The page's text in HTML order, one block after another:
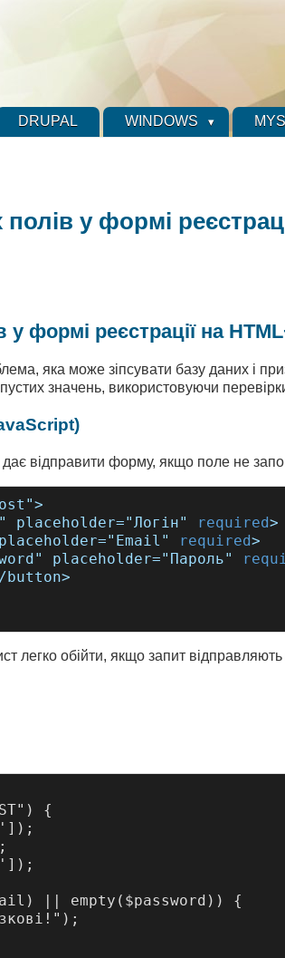
DRUPAL WINDOWS
у формі
формі реєстрації на
яка може зіпсувати базу даних і
значень, використовуючи
дає відправити форму, якщо поле не
placeholder="Логін"
required>
required>
placeholder="Пароль"
button>
легко обійти, якщо запит
{
|| empty($password)) {